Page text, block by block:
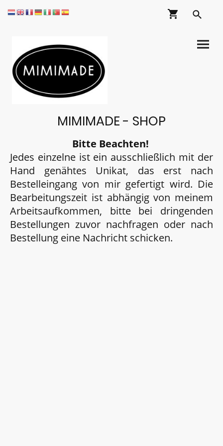
MIMIMADE - SHOP
Bitte Beachten!
Jedes einzelne ist ein ausschließlich mit der
Hand genähtes Unikat, das erst nach
Bestelleingang von mir gefertigt wird. Die
Bearbeitungszeit ist abhängig von meinem
Arbeitsaufkommen, bitte bei dringenden
Bestellungen zuvor nachfragen oder nach
Bestellung eine Nachricht schicken.